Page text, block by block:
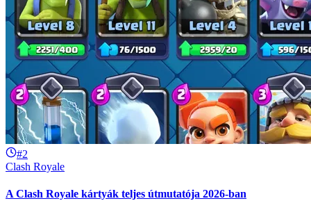
#2
Clash Royale
A Clash Royale kártyák teljes útmutatója 2026-ban